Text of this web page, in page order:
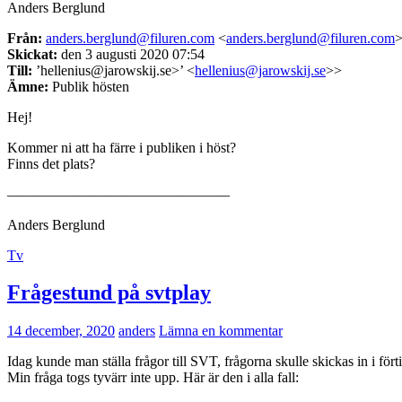
Anders Berglund
Från: anders.berglund@filuren.com <anders.berglund@filuren.com>
Skickat: den 3 augusti 2020 07:54
Till: ’hellenius@jarowskij.se>’ <hellenius@jarowskij.se>>
Ämne: Publik hösten
Hej!
Kommer ni att ha färre i publiken i höst?
Finns det plats?
———————————————–
Anders Berglund
Tv
Frågestund på svtplay
14 december, 2020 anders Lämna en kommentar
Idag kunde man ställa frågor till SVT, frågorna skulle skickas in i
Min fråga togs tyvärr inte upp. Här är den i alla fall: